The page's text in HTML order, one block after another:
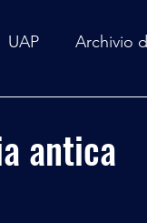
UAP Archivio
antica